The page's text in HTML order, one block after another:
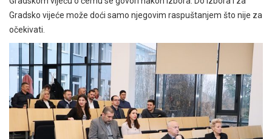
Gradsko vijeće može doći samo njegovim raspuštanjem što nije za
očekivati.